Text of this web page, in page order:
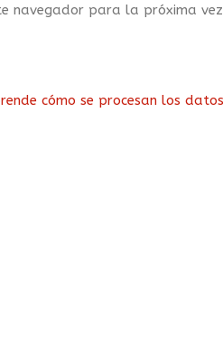
navegador para la próxima
cómo se procesan los